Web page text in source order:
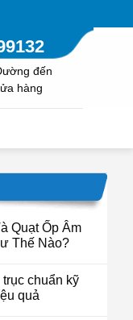
đến
hàng
Quạt Ốp Âm
Thế Nào?
chuẩn kỹ
quả